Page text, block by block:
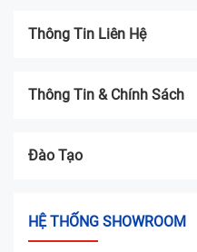
Thông Tin Liên Hệ
Thông Tin & Chính Sách
Đào Tạo
HỆ THỐNG SHOWROOM